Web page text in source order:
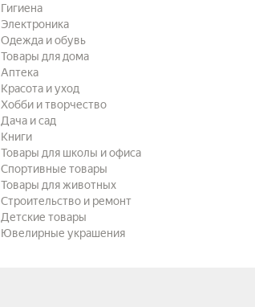
Гигиена
Электроника
Одежда и обувь
Товары для дома
Аптека
Красота и уход
Хобби и творчество
Дача и сад
Книги
Товары для школы и офиса
Спортивные товары
Товары для животных
Строительство и ремонт
Детские товары
Ювелирные украшения